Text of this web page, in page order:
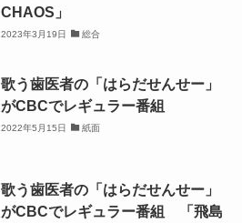
CHAOS」
2023年3月19日 総合
歌う歯医者の「はらだせんせー」
がCBCでレギュラー番組
2022年5月15日 紙面
歌う歯医者の「はらだせんせー」
がCBCでレギュラー番組 「飛島